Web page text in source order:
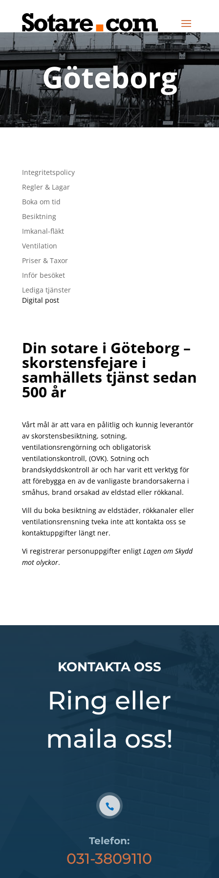
Göteborg
Integritetspolicy
Regler & Lagar
Boka om tid
Besiktning
Imkanal-fläkt
Ventilation
Priser & Taxor
Inför besöket
Lediga tjänster
Digital post
Din sotare i Göteborg –
skorstensfejare i
samhällets tjänst sedan
500 år
Vårt mål är att vara en pålitlig och kunnig leverantör
av skorstensbesiktning, sotning,
ventilationsrengörning och obligatorisk
ventilationskontroll, (OVK). Sotning och
brandskyddskontroll är och har varit ett verktyg för
att förebygga en av de vanligaste brandorsakerna i
småhus, brand orsakad av eldstad eller rökkanal.
Vill du boka besiktning av eldstäder, rökkanaler eller
ventilationsrensning tveka inte att kontakta oss se
kontaktuppgifter längt ner.
Vi registrerar personuppgifter enligt Lagen om Skydd
mot olyckor.
KONTAKTA OSS
Ring eller
maila oss!
Telefon:
031-3809110